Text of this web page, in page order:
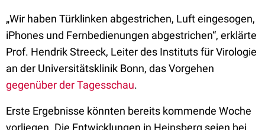
„Wir haben Türklinken abgestrichen, Luft eingesogen,
iPhones und Fernbedienungen abgestrichen“, erklärte
Prof. Hendrik Streeck, Leiter des Instituts für Virologie
an der Universitätsklinik Bonn, das Vorgehen
gegenüber der Tagesschau.
Erste Ergebnisse könnten bereits kommende Woche
vorliegen. Die Entwicklungen in Heinsberg seien bei